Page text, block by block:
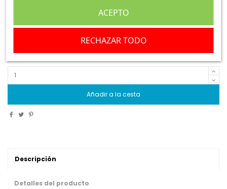
Piloto intermitente delantero derecho Fiat
Seicento46769166solamente para modelos del año
Escribe una reseña
Añadir a la cesta
Descripción
Detalles del producto
RECHAZAR TODO
ACEPTO